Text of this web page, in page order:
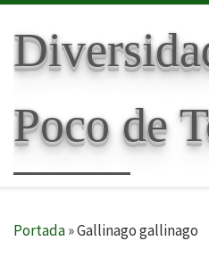
Poco de
Portada»Gallinago gallinago